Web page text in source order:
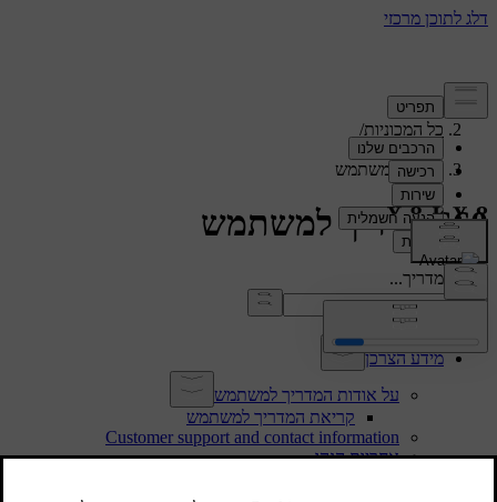
תמיכה/
כל המכוניות/
S60 2024
/
מדריך למשתמש
S60 מדריך למשתמש
חפש במדריך...
מידע הצרכן
על אודות המדריך למשתמש
קריאת המדריך למשתמש
Customer support and contact information
אחריות הנהג